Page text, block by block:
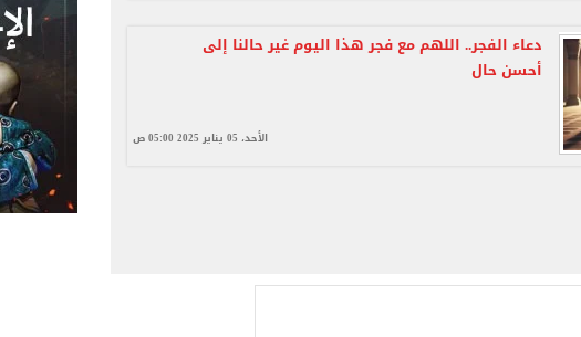
دعاء الفجر.. اللهم مع فجر هذا اليوم غير حالنا إلى
أحسن حال
الأحد، 05 يناير 2025 05:00 ص